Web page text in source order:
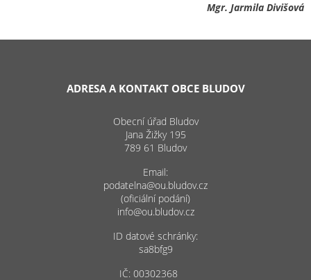
Mgr. Jarmila Divišová
ADRESA A KONTAKT OBCE BLUDOV
Obecní úřad Bludov
Jana Žižky 195
789 61 Bludov
Email:
podatelna@ou.bludov.cz
(oficiální podání)
info@ou.bludov.cz
ID datové schránky:
sa8bfg9
IČ: 00302368